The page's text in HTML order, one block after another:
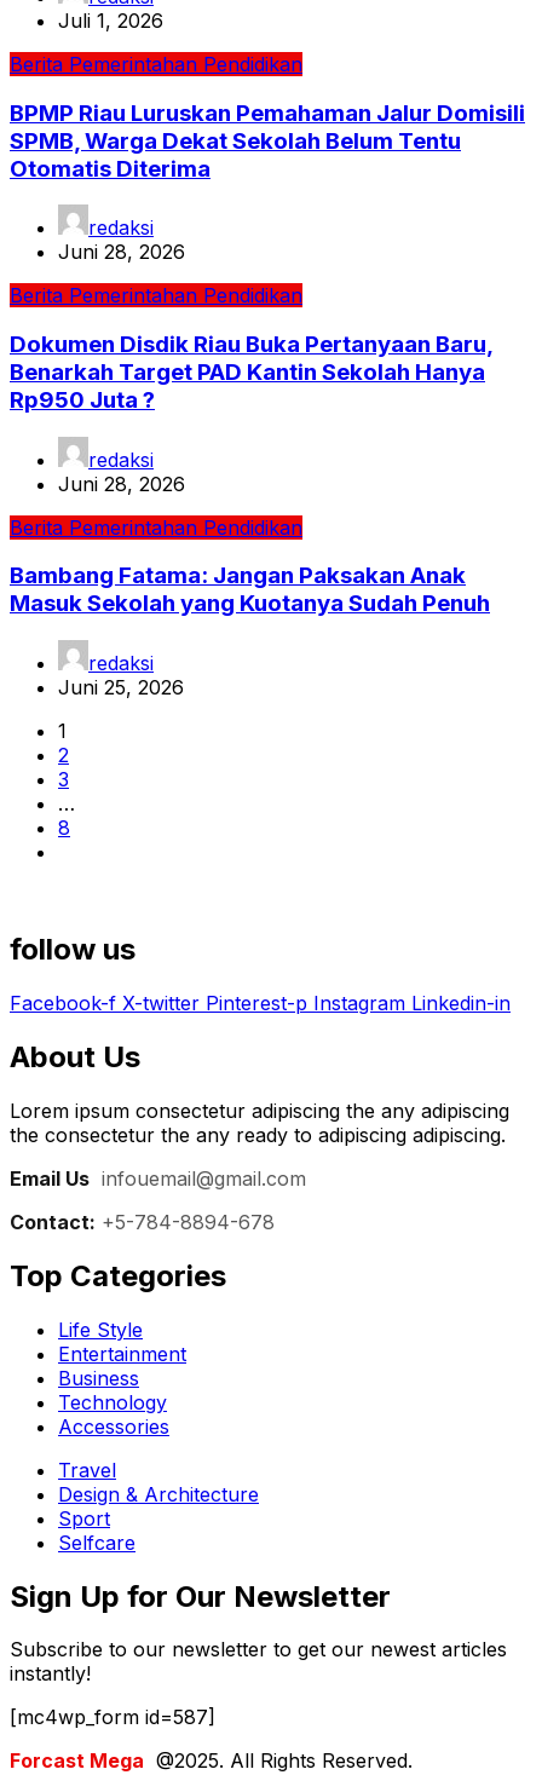
Juli 1, 2026
Berita Pemerintahan Pendidikan
BPMP Riau Luruskan Pemahaman Jalur Domisili
SPMB, Warga Dekat Sekolah Belum Tentu
Otomatis Diterima
redaksi
Juni 28, 2026
Berita Pemerintahan Pendidikan
Dokumen Disdik Riau Buka Pertanyaan Baru,
Benarkah Target PAD Kantin Sekolah Hanya
Rp950 Juta ?
redaksi
Juni 28, 2026
Berita Pemerintahan Pendidikan
Bambang Fatama: Jangan Paksakan Anak
Masuk Sekolah yang Kuotanya Sudah Penuh
redaksi
Juni 25, 2026
1
2
3
…
8
follow us
Facebook-f X-twitter Pinterest-p Instagram Linkedin-in
About Us
Lorem ipsum consectetur adipiscing the any adipiscing
the consectetur the any ready to adipiscing adipiscing.
Email Us infouemail@gmail.com
Contact: +5-784-8894-678
Top Categories​
Life Style
Entertainment
Business
Technology
Accessories
Travel
Design & Architecture
Sport
Selfcare
Sign Up for Our Newsletter
Subscribe to our newsletter to get our newest articles
instantly!
[mc4wp_form id=587]
Forcast Mega @2025. All Rights Reserved.